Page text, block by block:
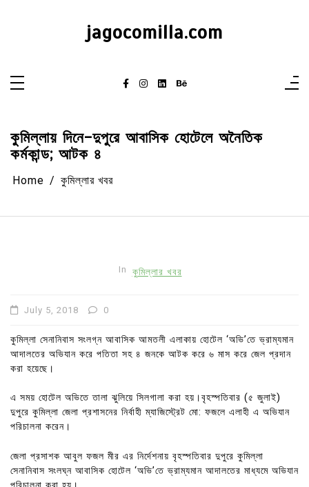
jagocomilla.com
কুমিল্লায় দিনে-দুপুরে আবাসিক হোটেলে অনৈতিক
কর্মকান্ড; আটক ৪
Home কুমিল্লার খবর
In কুমিল্লার খবর
July 5, 2018 0
কুমিল্লা সেনানিবাস সংলগ্ন আবাসিক আমতলী এলাকায় হোটেল ‘অভি’তে ভ্রাম্যমান
আদালতের অভিযান করে পতিতা সহ ৪ জনকে আটক করে ৬ মাস করে জেল প্রদান
করা হয়েছে।
এ সময় হোটেল অভিতে তালা ঝুলিয়ে সিলগালা করা হয়।বৃহস্পতিবার (৫ জুলাই)
দুপুরে কুমিল্লা জেলা প্রশাসনের নির্বাহী ম্যাজিস্ট্রেট মো: ফজলে এলাহী এ অভিযান
পরিচালনা করেন।
জেলা প্রসাশক আবুল ফজল মীর এর নির্দেশনায় বৃহস্পতিবার দুপুরে কুমিল্লা
সেনানিবাস সংলঘ্ন আবাসিক হোটেল ‘অভি’তে ভ্রাম্যমান আদালতের মাধ্যমে অভিযান